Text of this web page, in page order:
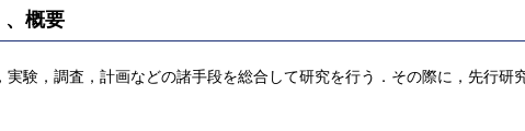
、概要
験，調査，計画などの諸手段を総合して研究を行う．その際に，先行